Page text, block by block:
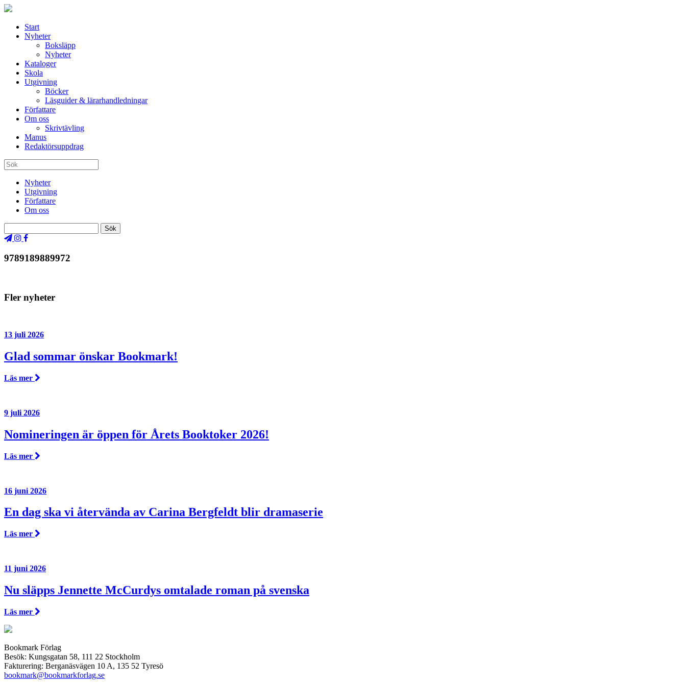
Start
Nyheter
Boksläpp
Nyheter
Kataloger
Skola
Utgivning
Böcker
Läsguider & lärarhandledningar
Författare
Om oss
Skrivtävling
Manus
Redaktörsuppdrag
Nyheter
Utgivning
Författare
Om oss
9789189889972
Fler nyheter
13 juli 2026
Glad sommar önskar Bookmark!
Läs mer
9 juli 2026
Nomineringen är öppen för Årets Booktoker 2026!
Läs mer
16 juni 2026
En dag ska vi återvända av Carina Bergfeldt blir dramaserie
Läs mer
11 juni 2026
Nu släpps Jennette McCurdys omtalade roman på svenska
Läs mer
Bookmark Förlag
Besök: Kungsgatan 58, 111 22 Stockholm
Fakturering: Berganäsvägen 10 A, 135 52 Tyresö
bookmark@bookmarkforlag.se